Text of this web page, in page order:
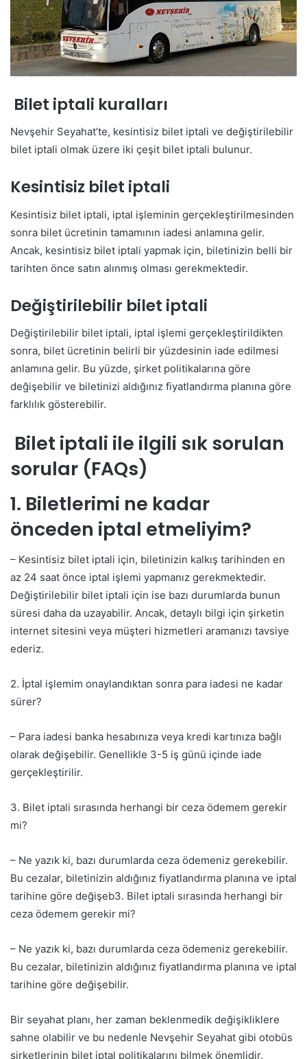
Bilet iptali kuralları
Nevşehir Seyahat’te, kesintisiz bilet iptali ve değiştirilebilir
bilet iptali olmak üzere iki çeşit bilet iptali bulunur.
Kesintisiz bilet iptali
Kesintisiz bilet iptali, iptal işleminin gerçekleştirilmesinden
sonra bilet ücretinin tamamının iadesi anlamına gelir.
Ancak, kesintisiz bilet iptali yapmak için, biletinizin belli bir
tarihten önce satın alınmış olması gerekmektedir.
Değiştirilebilir bilet iptali
Değiştirilebilir bilet iptali, iptal işlemi gerçekleştirildikten
sonra, bilet ücretinin belirli bir yüzdesinin iade edilmesi
anlamına gelir. Bu yüzde, şirket politikalarına göre
değişebilir ve biletinizi aldığınız fiyatlandırma planına göre
farklılık gösterebilir.
Bilet iptali ile ilgili sık sorulan
sorular (FAQs)
1. Biletlerimi ne kadar
önceden iptal etmeliyim?
– Kesintisiz bilet iptali için, biletinizin kalkış tarihinden en
az 24 saat önce iptal işlemi yapmanız gerekmektedir.
Değiştirilebilir bilet iptali için ise bazı durumlarda bunun
süresi daha da uzayabilir. Ancak, detaylı bilgi için şirketin
internet sitesini veya müşteri hizmetleri aramanızı tavsiye
ederiz.
2. İptal işlemim onaylandıktan sonra para iadesi ne kadar
sürer?
– Para iadesi banka hesabınıza veya kredi kartınıza bağlı
olarak değişebilir. Genellikle 3-5 iş günü içinde iade
gerçekleştirilir.
3. Bilet iptali sırasında herhangi bir ceza ödemem gerekir
mi?
– Ne yazık ki, bazı durumlarda ceza ödemeniz gerekebilir.
Bu cezalar, biletinizin aldığınız fiyatlandırma planına ve iptal
tarihine göre değişeb3. Bilet iptali sırasında herhangi bir
ceza ödemem gerekir mi?
– Ne yazık ki, bazı durumlarda ceza ödemeniz gerekebilir.
Bu cezalar, biletinizin aldığınız fiyatlandırma planına ve iptal
tarihine göre değişebilir.
Bir seyahat planı, her zaman beklenmedik değişikliklere
sahne olabilir ve bu nedenle Nevşehir Seyahat gibi otobüs
şirketlerinin bilet iptal politikalarını bilmek önemlidir.